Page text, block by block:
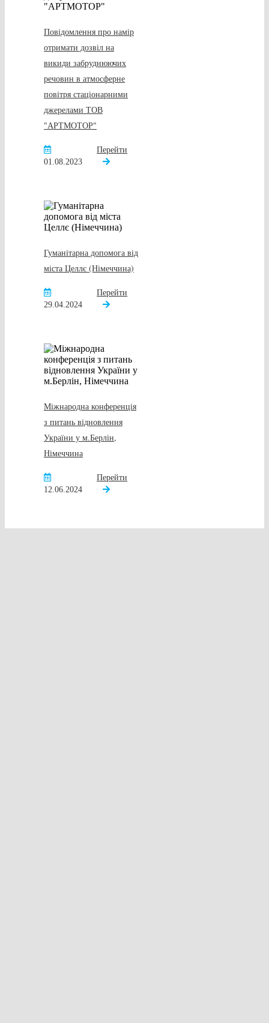
Повідомлення про намір
отримати дозвіл на
викиди забруднюючих
речовин в атмосферне
повітря стаціонарними
джерелами ТОВ
"АРТМОТОР"
01.08.2023
Перейти
Гуманітарна допомога від
міста Целлє (Німеччина)
29.04.2024
Перейти
Міжнародна конференція
з питань відновлення
України у м.Берлін,
Німеччина
12.06.2024
Перейти